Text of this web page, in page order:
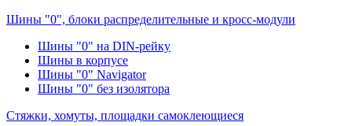
Шины "0", блоки распределительные и кросс-модули
Шины "0" на DIN-рейку
Шины в корпусе
Шины "0" Navigator
Шины "0" без изолятора
Стяжки, хомуты, площадки самоклеющиеся